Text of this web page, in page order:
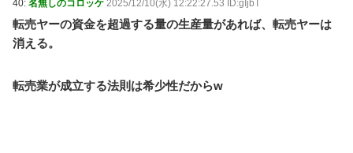
40: 名無しのコロッケ 2025/12/10(水) 12:22:27.53 ID:gIjbT
転売ヤーの資金を超過する量の生産量があれば、転売ヤーは
消える。
転売業が成立する法則は希少性だからw